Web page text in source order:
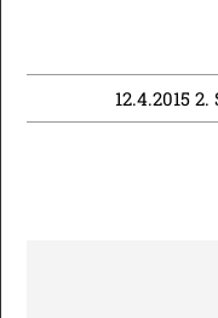
12.4.2015